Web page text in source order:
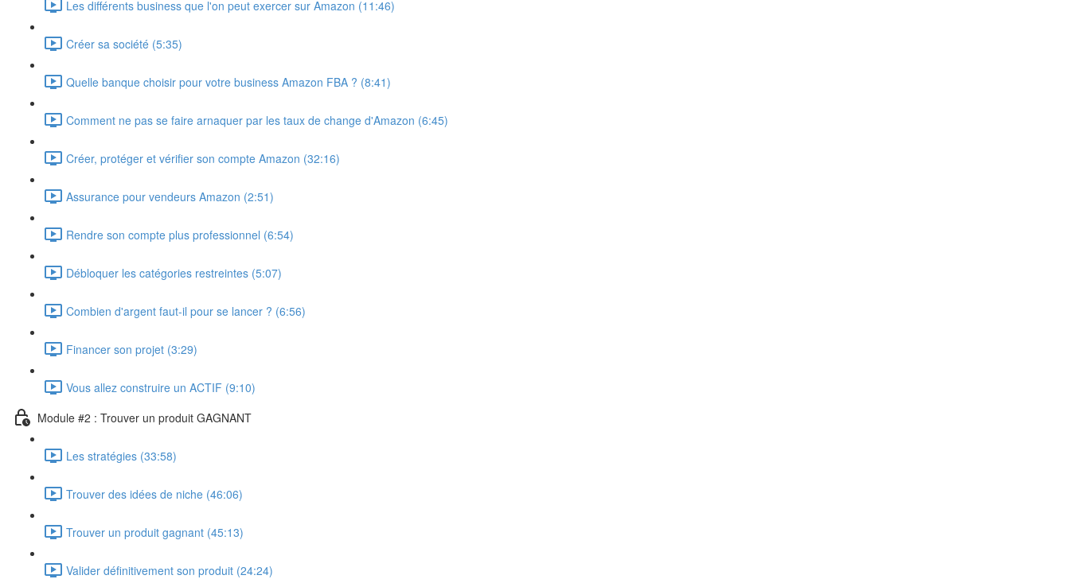
Les différents business que l'on peut exercer sur Amazon (11:46)
Créer sa société (5:35)
Quelle banque choisir pour votre business Amazon FBA ? (8:41)
Comment ne pas se faire arnaquer par les taux de change d'Amazon (6:45)
Créer, protéger et vérifier son compte Amazon (32:16)
Assurance pour vendeurs Amazon (2:51)
Rendre son compte plus professionnel (6:54)
Débloquer les catégories restreintes (5:07)
Combien d'argent faut-il pour se lancer ? (6:56)
Financer son projet (3:29)
Vous allez construire un ACTIF (9:10)
Module #2 : Trouver un produit GAGNANT
Les stratégies (33:58)
Trouver des idées de niche (46:06)
Trouver un produit gagnant (45:13)
Valider définitivement son produit (24:24)